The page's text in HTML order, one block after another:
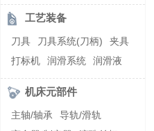
内圆磨床
龙门磨床
滚齿机\铣齿机
刨床
带锯床
车削加工中心
立式加工中心
卧式加工中心
龙门加工中心
激光快速成型
组合机床
螺纹加工机床
自动锻压机
折弯机
弯管机
快速成型机
工艺装备
刀具 刀具系统(刀柄)
夹具
打标机
润滑系统
润滑液
切削液
刃磨机
机床元部件
主轴/轴承
导轨/滑轨